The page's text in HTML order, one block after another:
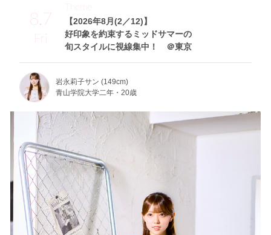
8.7
Fri
【2026年8月(2／12)】
好印象を約束するミッドサマーの
旬スタイルに視線集中！ ＠東京
Theme
岩永莉子サン (149cm)
青山学院大学二年・20歳